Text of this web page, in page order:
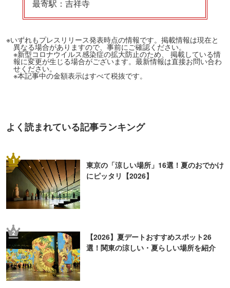
最寄駅：吉祥寺
※いずれもプレスリリース発表時点の情報です。掲載情報は現在と
異なる場合がありますので、事前にご確認ください。
※新型コロナウイルス感染症の拡大防止のため、 掲載している情
報に変更が生じる場合がございます。最新情報は直接お問い合わ
せください。
※本記事中の金額表示はすべて税抜です。
よく読まれている記事ランキング
1
東京の「涼しい場所」16選！夏のおでかけ
にピッタリ【2026】
2
【2026】夏デートおすすめスポット26
選！関東の涼しい・夏らしい場所を紹介